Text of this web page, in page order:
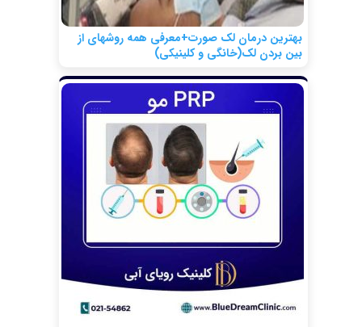
بهترین درمان لک صورت+معرفی همه روشهای از
بین بردن لک(خانگی و کلینیکی)